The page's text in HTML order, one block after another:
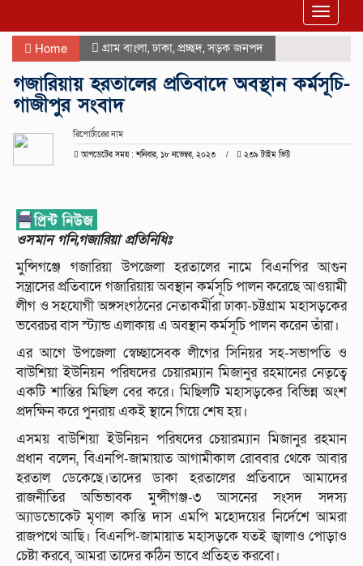
Toggle
Home গ্রাম বাংলা,ঢাকা, প্রচ্ছদ,সড়ক জনপদ
গজারিয়ায় হরতালের প্রতিবাদে অবস্থান কর্মসূচি-
গাজীপুর সংবাদ
রিপোর্টারের নাম
আপডেটের সময় : শনিবার, ১৮ নভেম্বর, ২০২৩ ২৩৯ টাইম ভিউ
ওসমান গনি,গজারিয়া প্রতিনিধিঃ
মুন্সিগঞ্জে গজারিয়া উপজেলা হরতালের নামে বিএনপির আগুন
সন্ত্রাসের প্রতিবাদে গজারিয়ায় অবস্থান কর্মসূচি পালন করেছে আওয়ামী
লীগ ও সহযোগী অঙ্গসংগঠনের নেতাকর্মীরা ঢাকা-চট্টগ্রাম মহাসড়কের
ভবেরচর বাস স্ট্যান্ড এলাকায় এ অবস্থান কর্মসূচি পালন করেন তাঁরা।
এর আগে উপজেলা স্বেচ্ছাসেবক লীগের সিনিয়র সহ-সভাপতি ও
বাউশিয়া ইউনিয়ন পরিষদের চেয়ারম্যান মিজানুর রহমানের নেতৃত্বে
একটি শান্তির মিছিল বের করে। মিছিলটি মহাসড়কের বিভিন্ন অংশ
প্রদক্ষিন করে পুনরায় একই স্থানে গিয়ে শেষ হয়।
এসময় বাউশিয়া ইউনিয়ন পরিষদের চেয়ারম্যান মিজানুর রহমান
প্রধান বলেন, বিএনপি-জামায়াত আগামীকাল রোববার থেকে আবার
হরতাল ডেকেছে।তাদের ডাকা হরতালের প্রতিবাদে আমাদের
রাজনীতির অভিভাবক মুন্সীগঞ্জ-৩ আসনের সংসদ সদস্য
অ্যাডভোকেট মৃণাল কান্তি দাস এমপি মহোদয়ের নির্দেশে আমরা
রাজপথে আছি। বিএনপি-জামায়াত মহাসড়কে যতই জ্বালাও পোড়াও
চেষ্টা করবে, আমরা তাদের কঠিন ভাবে প্রতিহত করবো।